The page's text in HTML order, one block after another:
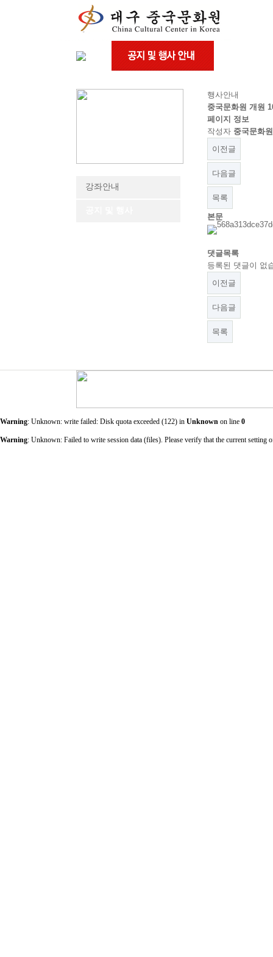
강좌안내
행사안내
중국문화원 개원
페이지 정보
작성자 중국문화원
이전글
다음글
목록
본문
댓글목록
등록된 댓글이 없
이전글
다음글
목록
Warning: Unknown: write failed: Disk quota exceeded (122) in Unknown on line 0
Warning: Unknown: Failed to write session data (files). Please verify that the current